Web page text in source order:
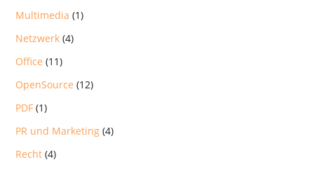
Multimedia (1)
Netzwerk (4)
Office (11)
OpenSource (12)
PDF (1)
PR und Marketing (4)
Recht (4)